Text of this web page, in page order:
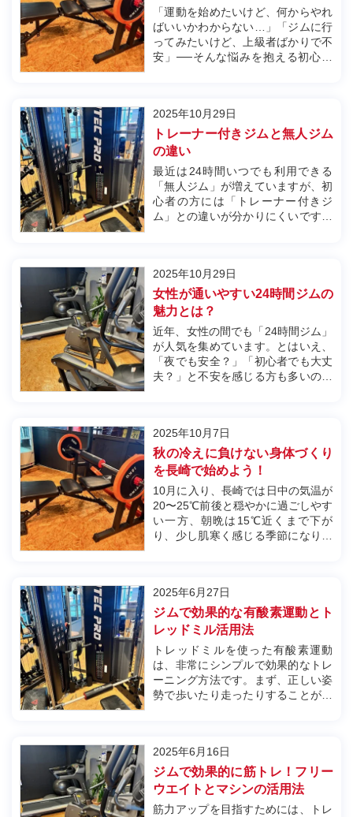
「運動を始めたいけど、何からやれ
ばいいかわからない…」「ジムに行
ってみたいけど、上級者ばかりで不
安」──そんな悩みを抱える初心者
いつでも通える自由さと、初めてで
も迷わない導線を徹底的に整えてい
ま...
トレーナー付きジムと無人ジム
の違い
2025年10月29日
最近は24時間いつでも利用できる
「無人ジム」が増えていますが、初
心者の方には「トレーナー付きジ
ム」との違いが分かりにくいですよ
アドバイスまで丁寧にサポート。ト
レーナーがいることで安全性や効果
の実感...
女性が通いやすい24時間ジムの
魅力とは？
2025年10月29日
近年、女性の間でも「24時間ジム」
が人気を集めています。とはいえ、
「夜でも安全？」「初心者でも大丈
夫？」と不安を感じる方も多いので
の時間帯サポートはもちろん、防犯
カメラやセキュリティシステムも
完...
秋の冷えに負けない身体づくり
を長崎で始めよう！
2025年10月7日
10月に入り、長崎では日中の気温が
20〜25℃前後と穏やかに過ごしやす
い一方、朝晩は15℃近くまで下が
り、少し肌寒く感じる季節になりま
す。今こそ無理のない運動で代謝を
高め、冷えに負けない身体を整える
チ...
ジムで効果的な有酸素運動とト
レッドミル活用法
2025年6月27日
トレッドミルを使った有酸素運動
は、非常にシンプルで効果的なトレ
ーニング方法です。まず、正しい姿
勢で歩いたり走ったりすることが重
す。トレッドミルの設定では、速度
や傾斜角度を調整できますが、初め
て使う場...
ジムで効果的に筋トレ！フリー
ウエイトとマシンの活用法
2025年6月16日
筋力アップを目指すためには、トレ